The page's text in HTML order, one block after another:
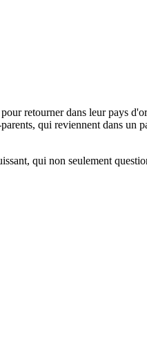
retourner dans leur pays
qui reviennent dans un
qui non seulement